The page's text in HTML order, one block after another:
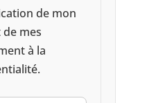
de mon
mes
à la